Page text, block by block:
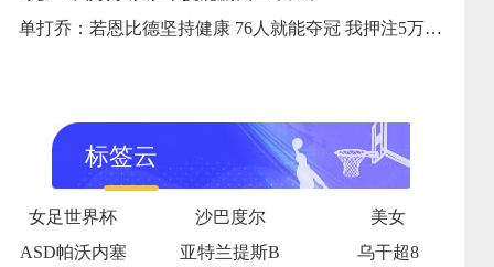
单打乔：若恩比德坚持健康 76人就能夺冠 我押注5万美元
标签云
女足世界杯 沙巴度尔
美女
ASD帕沃内塞
亚特兰提斯B 乌干超8